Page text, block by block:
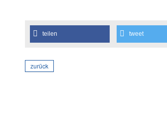
teilen tweet
zurück